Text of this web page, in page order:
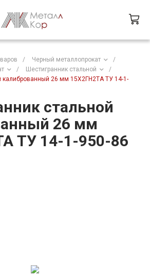
/ Черный металлопрокат
/
/ Шестигранник стальной
/
калиброванный 26 мм 15Х2ГН2ТА ТУ 14-1-
стальной
26 мм
ТУ 14-1-950-86